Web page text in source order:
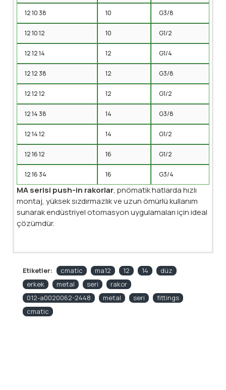
12 10 38 10 G3/8
12 10 12 10 G1/2
12 12 14 12 G1/4
12 12 38 12 G3/8
12 12 12 12 G1/2
12 14 38 14 G3/8
12 14 12 14 G1/2
12 16 12 16 G1/2
12 16 34 16 G3/4
MA serisi push-in rakorlar, pnömatik hatlarda hızlı
montaj, yüksek sızdırmazlık ve uzun ömürlü kullanım
sunarak endüstriyel otomasyon uygulamaları için ideal
çözümdür.
Etiketler: cmatic ma12 12 14
düz
erkek
metal seri
rakor
012-a0020062-2448
metal seri
fittings
cmatic